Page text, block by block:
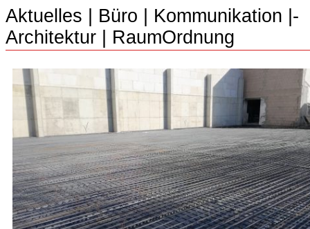
Aktuelles Büro Kommunikation |­
Architektur
RaumOrdnung